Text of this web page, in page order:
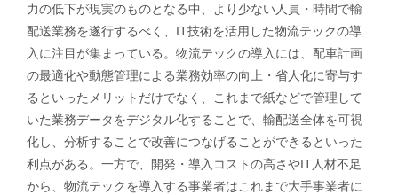
力の低下が現実のものとなる中、より少ない人員・時間で輸
配送業務を遂行するべく、IT技術を活用した物流テックの導
入に注目が集まっている。物流テックの導入には、配車計画
の最適化や動態管理による業務効率の向上・省人化に寄与す
るといったメリットだけでなく、これまで紙などで管理して
いた業務データをデジタル化することで、輸配送全体を可視
化し、分析することで改善につなげることができるといった
利点がある。一方で、開発・導入コストの高さやIT人材不足
から、物流テックを導入する事業者はこれまで大手事業者に